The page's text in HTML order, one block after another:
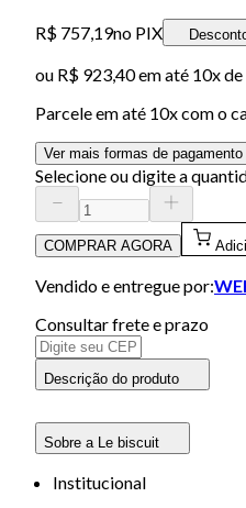
R$ 757,19no PIX
ou R$ 923,40em até 10x
Parcele em até 10x com o
Ver mais formas de pagamento
Selecione ou digite a
COMPRAR AGORA
Vendido e entregue por:
Consultar frete e prazo
Descrição do produto
Sobre a Le biscuit
Institucional